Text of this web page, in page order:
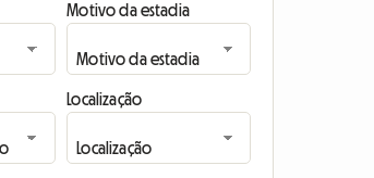
Motivo da estadia
Localização